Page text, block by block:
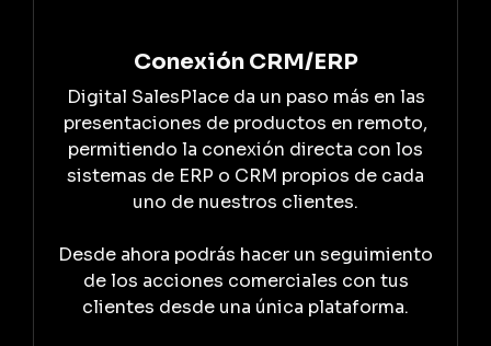
Conexión CRM/ERP
Digital SalesPlace da un paso más en las
presentaciones de productos en remoto,
permitiendo la conexión directa con los
sistemas de ERP o CRM propios de cada
uno de nuestros clientes.
Desde ahora podrás hacer un seguimiento
de los acciones comerciales con tus
clientes desde una única plataforma.